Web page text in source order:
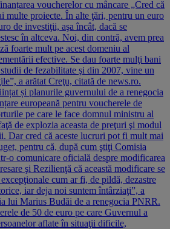
voucherelor cu mâncare „Cred că
multe proiecte. În alte ţări, pentru un euro
de investiţii, aşa încât, dacă se
în altceva. Noi, din contră, avem prea
foarte mult pe acest domeniu al
efective. Se dau foarte mulţi bani
de fezabilitate şi din 2007, vine un
a arătat Creţu, citată de news.ro.
și planurile guvernului de a renegocia
europeană pentru voucherele de
pe care le face domnul ministru al
de explozia aceasta de preţuri şi modul
Dar cred că aceste lucruri pot fi mult mai
pentru că, după cum ştiţi Comisia
o comunicare oficială despre modificarea
şi Rezilienţă că această modificare se
cum ar fi, de pildă, dezastre
iar deja noi suntem întârziaţi”, a
lui Marius Budăi de a renegocia PNRR.
de 50 de euro pe care Guvernul a
aflate în situaţii dificile,